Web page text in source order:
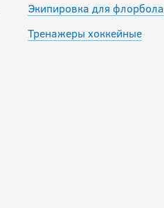
Экипировка для флорбола
Тренажеры хоккейные